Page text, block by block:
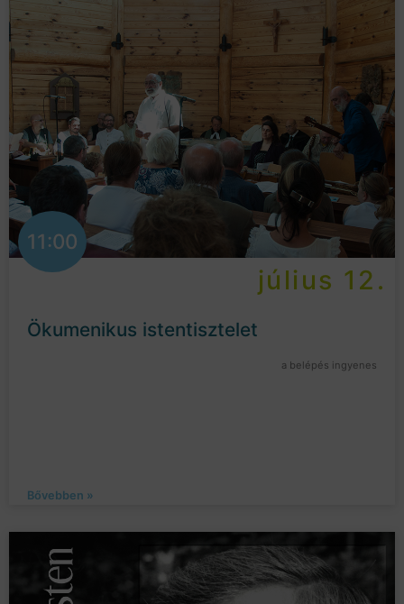
11:00
július 12.
Ökumenikus istentisztelet
a belépés ingyenes
Bővebben »